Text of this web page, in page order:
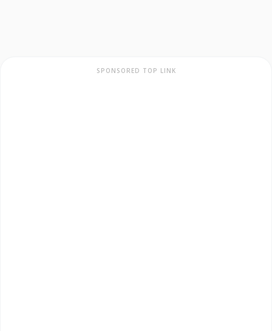
SPONSORED TOP LINK